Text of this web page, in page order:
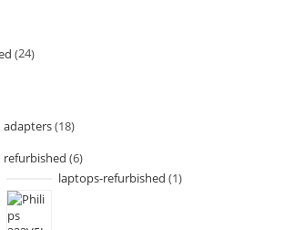
24
adapters 18
refurbished 6
laptops-refurbished 1